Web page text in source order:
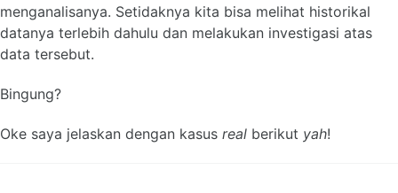
menganalisanya. Setidaknya kita bisa melihat historikal
datanya terlebih dahulu dan melakukan investigasi atas
data tersebut.
Bingung?
Oke saya jelaskan dengan kasus real berikut yah!